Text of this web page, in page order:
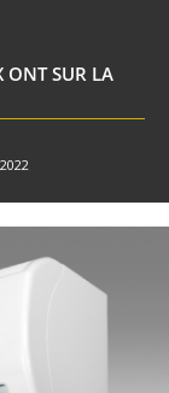
ONT SUR LA